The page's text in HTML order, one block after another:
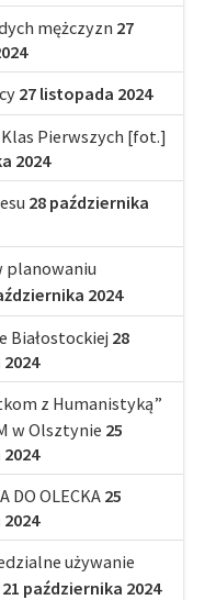
mężczyzn 27
27 listopada 2024
Pierwszych [fot.]
2024
28 października
planowaniu
2024
Białostockiej 28
z Humanistyką”
w Olsztynie 25
DO OLECKA 25
używanie
21 października 2024